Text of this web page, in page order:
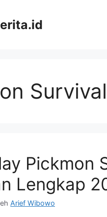
Survival
Pickmon
Lengkap
Arief Wibowo